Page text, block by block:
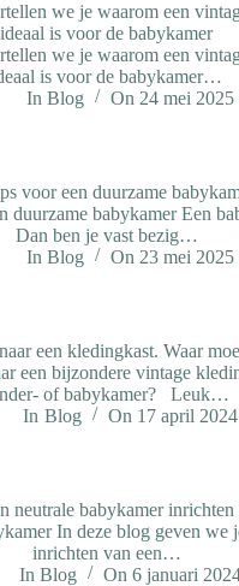
we je waarom een
ideaal is voor de babykamer
we je waarom een
is voor de babykamer…
In Blog On 24 mei 2025
voor een duurzame
duurzame babykamer Een
Dan ben je vast bezig…
In Blog On 23 mei 2025
een kledingkast. Waar
een bijzondere vintage
of babykamer? Leuk…
In Blog On 17 april 2024
neutrale babykamer inrichten
In deze blog geven we
inrichten van een…
In Blog On 6 januari